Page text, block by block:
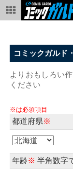
コミックガルド
よりおもしろい
ください
※は必須項目
都道府県※
年齢※ 半角数字